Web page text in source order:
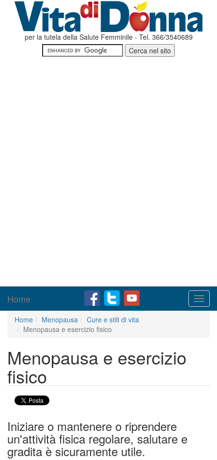
per la tutela della Salute Femminile - Tel. 366/3540689
Home
Home Menopausa
Cure e stili di vita
Menopausa e esercizio fisico
Menopausa e esercizio
fisico
Iniziare o mantenere o riprendere
un'attività fisica regolare, salutare e
gradita è sicuramente utile.